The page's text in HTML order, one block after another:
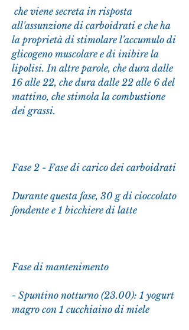
all'assunzione di carboidrati e che ha
la proprietà di stimolare l'accumulo di
glicogeno muscolare e di inibire la
lipolisi. In altre parole, che dura dalle
16 alle 22, che dura dalle 22 alle 6 del
mattino, che stimola la combustione
dei grassi.
Fase 2 - Fase di carico dei carboidrati
Durante questa fase, 30 g di cioccolato
fondente e 1 bicchiere di latte
Fase di mantenimento
- Spuntino notturno (23.00): 1 yogurt
magro con 1 cucchiaino di miele